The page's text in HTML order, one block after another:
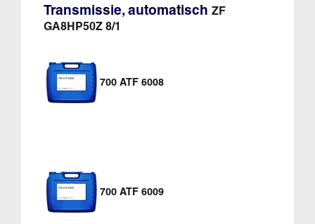
Transmissie, automatisch ZF
GA8HP50Z 8/1
700 ATF 6008
700 ATF 6009